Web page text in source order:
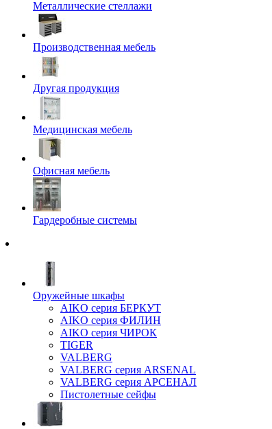
Металлические стеллажи
Производственная мебель
Другая продукция
Медицинская мебель
Офисная мебель
Гардеробные системы
Оружейные шкафы
AIKO серия БЕРКУТ
AIKO серия ФИЛИН
AIKO серия ЧИРОК
TIGER
VALBERG
VALBERG серия ARSENAL
VALBERG серия АРСЕНАЛ
Пистолетные сейфы